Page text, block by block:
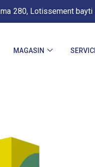
280, Lotissement bayti
MAGASIN